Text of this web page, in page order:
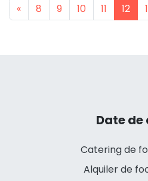
«Previous
8 9 10 11 12
Date
Catering de
Alquiler de